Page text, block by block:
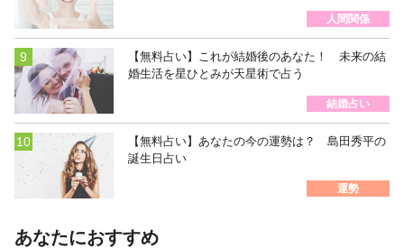
人間関係
【無料占い】これが結婚後のあなた！ 未来の結
婚生活を星ひとみが天星術で占う
結婚占い
【無料占い】あなたの今の運勢は？ 島田秀平の
誕生日占い
運勢
あなたにおすすめ